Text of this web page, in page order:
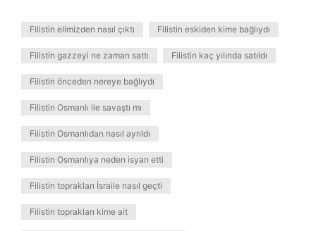
Filistin elimizden nasıl çıktı Filistin eskiden kime bağlıydı
Filistin gazzeyi ne zaman sattı Filistin kaç yılında satıldı
Filistin önceden nereye bağlıydı
Filistin Osmanlı ile savaştı mı
Filistin Osmanlıdan nasıl ayrıldı
Filistin Osmanlıya neden isyan etti
Filistin toprakları İsraile nasıl geçti
Filistin toprakları kime ait